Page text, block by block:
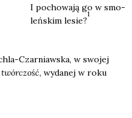
I pocho­wa­ją go w smo­
leń­skim lesie?
1
Czar­niaw­ska, w swo­jej
twór­czość, wyda­nej w roku